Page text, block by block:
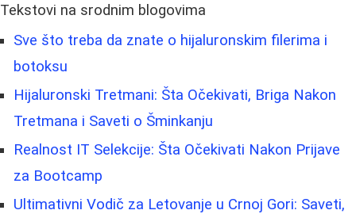
Tekstovi na srodnim blogovima
Sve što treba da znate o hijaluronskim filerima i
botoksu
Hijaluronski Tretmani: Šta Očekivati, Briga Nakon
Tretmana i Saveti o Šminkanju
Realnost IT Selekcije: Šta Očekivati Nakon Prijave
za Bootcamp
Ultimativni Vodič za Letovanje u Crnoj Gori: Saveti,